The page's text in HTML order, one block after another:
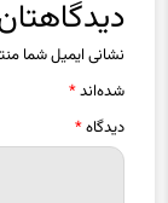
نشانی ایمیل شما
شده‌اند*
دیدگاه*